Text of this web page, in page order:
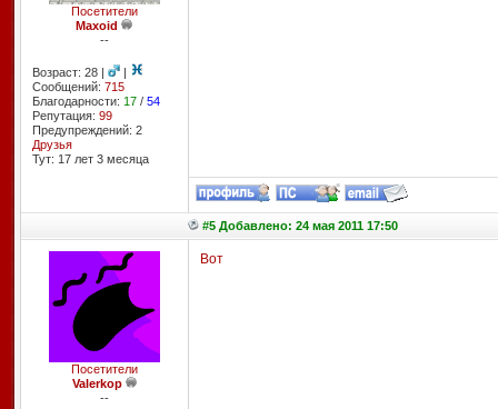
Посетители
Maxoid
--
Возраст: 28 |
|
Сообщений: 715
Благодарности: 17/ 54
Репутация: 99
Предупреждений: 2
Друзья
Тут: 17 лет 3 месяцa
#5 Добавлено: 24 мая 2011 17:50
Посетители
Valerkop
--
Вот